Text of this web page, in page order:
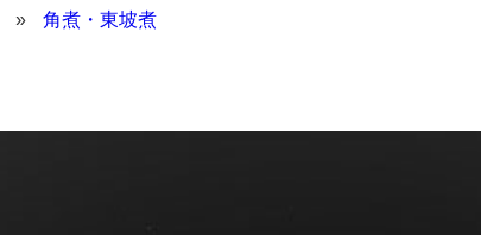
» 角煮・東坡煮